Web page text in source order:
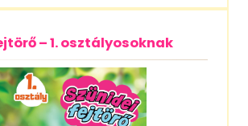
– 1. osztályosoknak